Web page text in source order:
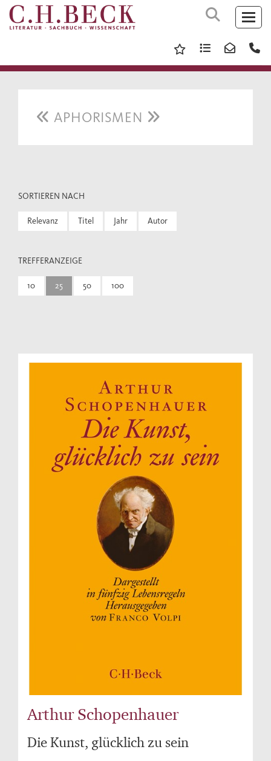
APHORISMEN
SORTIEREN NACH
Relevanz Titel Jahr Autor
TREFFERANZEIGE
10 25 50 100
Arthur Schopenhauer
Die Kunst, glücklich zu sein